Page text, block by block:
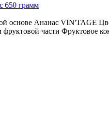
650 грамм
основе Ананас VIN'TAGE
части Фруктовое